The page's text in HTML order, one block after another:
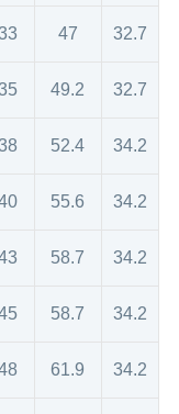
47 32.7
49.2 32.7
52.4 34.2
55.6 34.2
58.7 34.2
58.7 34.2
61.9 34.2